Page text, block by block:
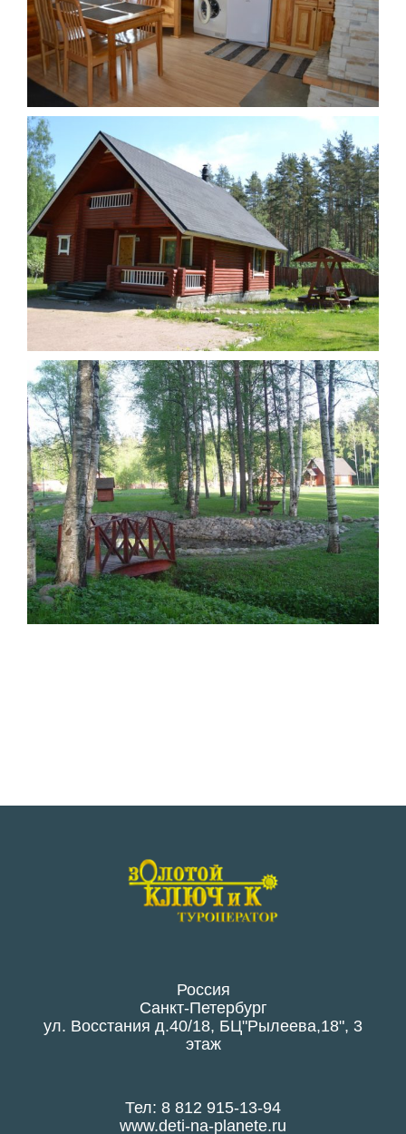
Россия
Санкт-Петербург
ул. Восстания д.40/18, БЦ"Рылеева,18", 3
этаж
Тел: 8 812 915-13-94
www.deti-na-planete.ru